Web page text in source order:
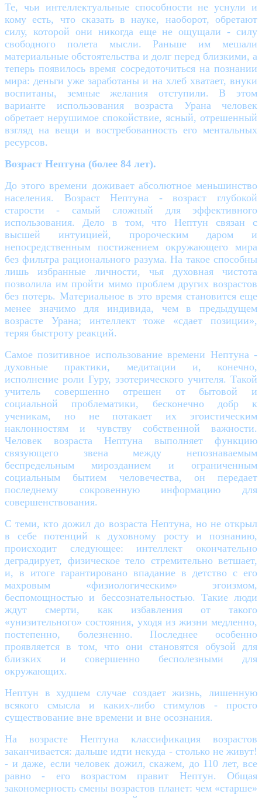
Те, чьи интеллектуальные способности не уснули и
кому есть, что сказать в науке, наоборот, обретают
силу, которой они никогда еще не ощущали - силу
свободного полета мысли. Раньше им мешали
материальные обстоятельства и долг перед близкими, а
теперь появилось время сосредоточиться на познании
мира: деньги уже заработаны и на хлеб хватает, внуки
воспитаны, земные желания отступили. В этом
варианте использования возраста Урана человек
обретает нерушимое спокойствие, ясный, отрешенный
взгляд на вещи и востребованность его ментальных
ресурсов.
Возраст Нептуна (более 84 лет).
До этого времени доживает абсолютное меньшинство
населения. Возраст Нептуна - возраст глубокой
старости - самый сложный для эффективного
использования. Дело в том, что Нептун связан с
высшей интуицией, пророческим даром и
непосредственным постижением окружающего мира
без фильтра рационального разума. На такое способны
лишь избранные личности, чья духовная чистота
позволила им пройти мимо проблем других возрастов
без потерь. Материальное в это время становится еще
менее значимо для индивида, чем в предыдущем
возрасте Урана; интеллект тоже «сдает позиции»,
теряя быстроту реакций.
Самое позитивное использование времени Нептуна -
духовные практики, медитации и, конечно,
исполнение роли Гуру, эзотерического учителя. Такой
учитель совершенно отрешен от бытовой и
социальной проблематики, бесконечно добр к
ученикам, но не потакает их эгоистическим
наклонностям и чувству собственной важности.
Человек возраста Нептуна выполняет функцию
связующего звена между непознаваемым
беспредельным мирозданием и ограниченным
социальным бытием человечества, он передает
последнему сокровенную информацию для
совершенствования.
С теми, кто дожил до возраста Нептуна, но не открыл
в себе потенций к духовному росту и познанию,
происходит следующее: интеллект окончательно
деградирует, физическое тело стремительно ветшает,
и, в итоге гарантировано впадание в детство с его
махровым «физиологическим» эгоизмом,
беспомощностью и бессознательностью. Такие люди
ждут смерти, как избавления от такого
«унизительного» состояния, уходя из жизни медленно,
постепенно, болезненно. Последнее особенно
проявляется в том, что они становятся обузой для
близких и совершенно бесполезными для
окружающих.
Нептун в худшем случае создает жизнь, лишенную
всякого смысла и каких-либо стимулов - просто
существование вне времени и вне осознания.
На возрасте Нептуна классификация возрастов
заканчивается: дальше идти некуда - столько не живут!
- и даже, если человек дожил, скажем, до 110 лет, все
равно - его возрастом правит Нептун. Общая
закономерность смены возрастов планет: чем «старше»